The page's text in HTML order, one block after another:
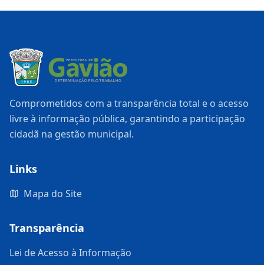
Comprometidos com a transparência total e o acesso
livre à informação pública, garantindo a participação
cidadã na gestão municipal.
Links
Mapa do Site
Transparência
Lei de Acesso à Informação